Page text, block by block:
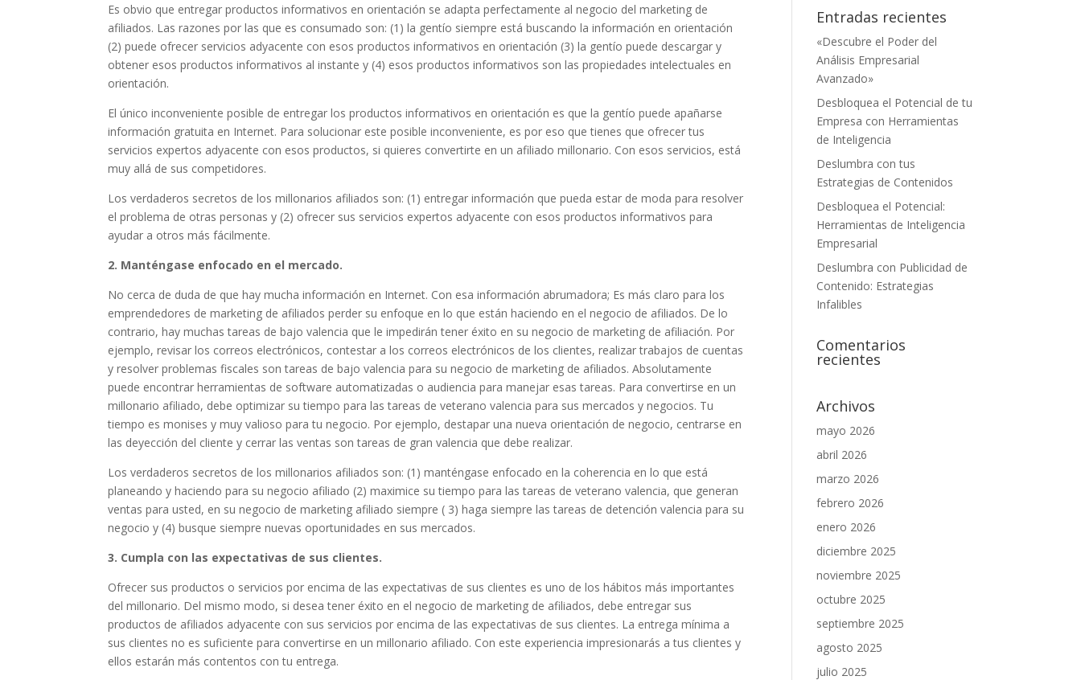
Es obvio que entregar productos informativos en orientación se adapta perfectamente al negocio del marketing de
afiliados. Las razones por las que es consumado son: (1) la gentío siempre está buscando la información en orientación
(2) puede ofrecer servicios adyacente con esos productos informativos en orientación (3) la gentío puede descargar y
obtener esos productos informativos al instante y (4) esos productos informativos son las propiedades intelectuales en
orientación.
El único inconveniente posible de entregar los productos informativos en orientación es que la gentío puede apañarse
información gratuita en Internet. Para solucionar este posible inconveniente, es por eso que tienes que ofrecer tus
servicios expertos adyacente con esos productos, si quieres convertirte en un afiliado millonario. Con esos servicios, está
muy allá de sus competidores.
Los verdaderos secretos de los millonarios afiliados son: (1) entregar información que pueda estar de moda para resolver
el problema de otras personas y (2) ofrecer sus servicios expertos adyacente con esos productos informativos para
ayudar a otros más fácilmente.
2. Manténgase enfocado en el mercado.
No cerca de duda de que hay mucha información en Internet. Con esa información abrumadora; Es más claro para los
emprendedores de marketing de afiliados perder su enfoque en lo que están haciendo en el negocio de afiliados. De lo
contrario, hay muchas tareas de bajo valencia que le impedirán tener éxito en su negocio de marketing de afiliación. Por
ejemplo, revisar los correos electrónicos, contestar a los correos electrónicos de los clientes, realizar trabajos de cuentas
y resolver problemas fiscales son tareas de bajo valencia para su negocio de marketing de afiliados. Absolutamente
puede encontrar herramientas de software automatizadas o audiencia para manejar esas tareas. Para convertirse en un
millonario afiliado, debe optimizar su tiempo para las tareas de veterano valencia para sus mercados y negocios. Tu
tiempo es monises y muy valioso para tu negocio. Por ejemplo, destapar una nueva orientación de negocio, centrarse en
las deyección del cliente y cerrar las ventas son tareas de gran valencia que debe realizar.
Los verdaderos secretos de los millonarios afiliados son: (1) manténgase enfocado en la coherencia en lo que está
planeando y haciendo para su negocio afiliado (2) maximice su tiempo para las tareas de veterano valencia, que generan
ventas para usted, en su negocio de marketing afiliado siempre ( 3) haga siempre las tareas de detención valencia para su
negocio y (4) busque siempre nuevas oportunidades en sus mercados.
3. Cumpla con las expectativas de sus clientes.
Ofrecer sus productos o servicios por encima de las expectativas de sus clientes es uno de los hábitos más importantes
del millonario. Del mismo modo, si desea tener éxito en el negocio de marketing de afiliados, debe entregar sus
productos de afiliados adyacente con sus servicios por encima de las expectativas de sus clientes. La entrega mínima a
sus clientes no es suficiente para convertirse en un millonario afiliado. Con este experiencia impresionarás a tus clientes y
ellos estarán más contentos con tu entrega.
Entradas recientes
«Descubre el Poder del
Análisis Empresarial
Avanzado»
Desbloquea el Potencial de tu
Empresa con Herramientas
de Inteligencia
Deslumbra con tus
Estrategias de Contenidos
Desbloquea el Potencial:
Herramientas de Inteligencia
Empresarial
Deslumbra con Publicidad de
Contenido: Estrategias
Infalibles
Comentarios
recientes
Archivos
mayo 2026
abril 2026
marzo 2026
febrero 2026
enero 2026
diciembre 2025
noviembre 2025
octubre 2025
septiembre 2025
agosto 2025
julio 2025